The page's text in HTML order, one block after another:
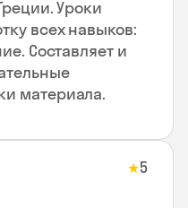
Уроки
всех навыков:
Составляет и
материала.
★5